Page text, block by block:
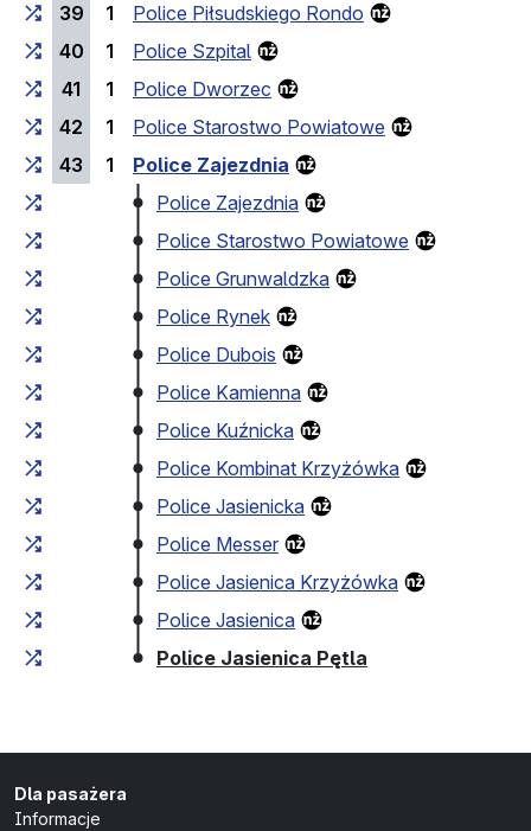
39
1
Police Piłsudskiego Rondo
40
1
Police Szpital
41
1
Police Dworzec
42
1
Police Starostwo Powiatowe
43
1
Police Zajezdnia
Police Zajezdnia
Police Starostwo Powiatowe
Police Grunwaldzka
Police Rynek
Police Dubois
Police Kamienna
Police Kuźnicka
Police Kombinat Krzyżówka
Police Jasienicka
Police Messer
Police Jasienica Krzyżówka
Police Jasienica
Police Jasienica Pętla
Dla pasażera
Informacje